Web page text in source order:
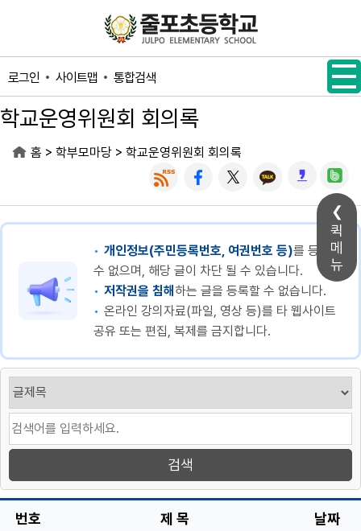
퀵
메
뉴
로그인 사이트맵 통합검색
학교운영위원회 회의록
홈 > 학부모마당 > 학교운영위원회 회의록
개인정보(주민등록번호, 여권번호 등)를 등록할
수 없으며, 해당 글이 차단 될 수 있습니다.
저작권을 침해하는 글을 등록할 수 없습니다.
온라인 강의자료(파일, 영상 등)를 타 웹사이트
공유 또는 편집, 복제를 금지합니다.
번호 제 목 날짜